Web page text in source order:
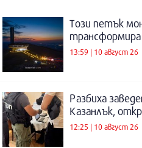
Този петък
13:59 | 10 август 26
Разбиха
Казанлък,
12:25 | 10 август 26